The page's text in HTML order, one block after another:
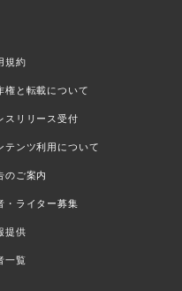
規約
権と転載について
スリリース受付
テンツ利用について
のご案内
・ライター募集
提供
一覧